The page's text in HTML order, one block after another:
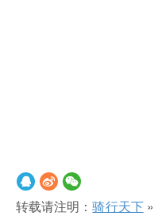
转载请注明：骑行天下»